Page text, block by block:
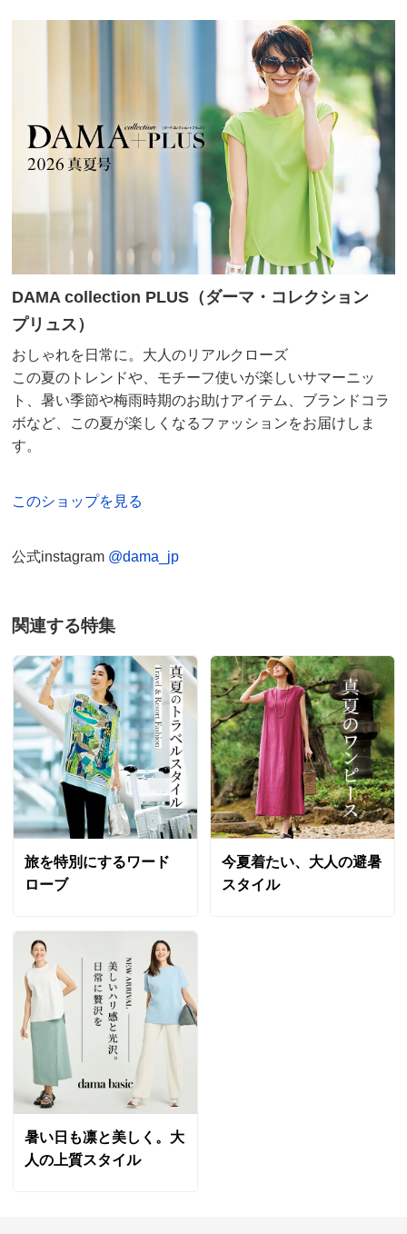
DAMA collection PLUS（ダーマ・コレクション
プリュス）
おしゃれを日常に。大人のリアルクローズ
この夏のトレンドや、モチーフ使いが楽しいサマーニッ
ト、暑い季節や梅雨時期のお助けアイテム、ブランドコラ
ボなど、この夏が楽しくなるファッションをお届けしま
す。
このショップを見る
公式instagram @dama_jp
関連する特集
旅を特別にするワード
ローブ
今夏着たい、大人の避暑
スタイル
暑い日も凛と美しく。大
人の上質スタイル